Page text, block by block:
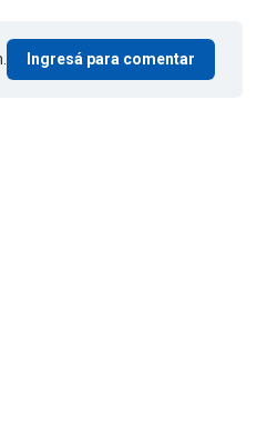
Ingresá para comentar